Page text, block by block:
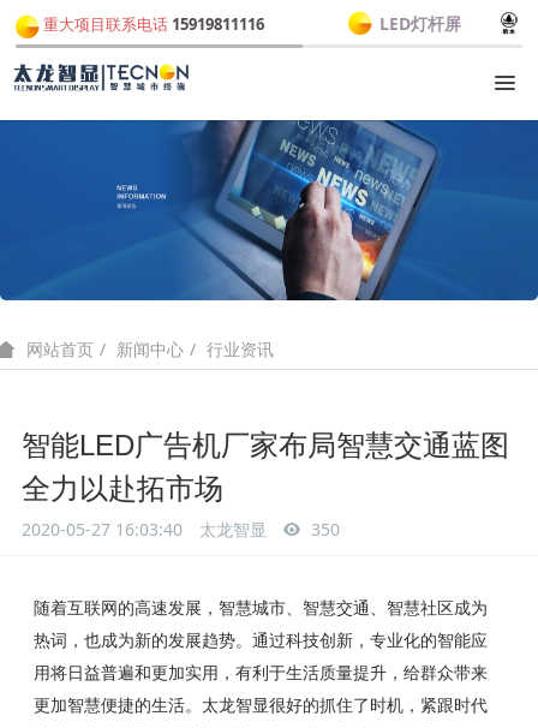
重大项目联系电话 15919811116 LED灯杆屏
网站首页 新闻中心 行业资讯
智能LED广告机厂家布局智慧交通蓝图
全力以赴拓市场
2020-05-27 16:03:40 太龙智显 350
随着互联网的高速发展，智慧城市、智慧交通、智慧社区成为
热词，也成为新的发展趋势。通过科技创新，专业化的智能应
用将日益普遍和更加实用，有利于生活质量提升，给群众带来
更加智慧便捷的生活。太龙智显很好的抓住了时机，紧跟时代